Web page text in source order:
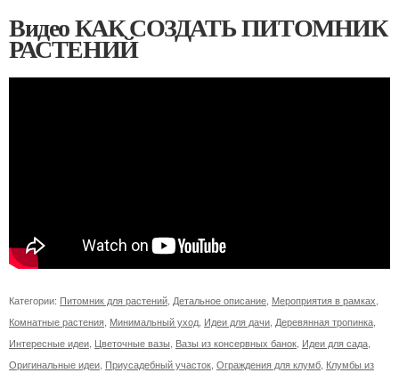
Видео КАК СОЗДАТЬ ПИТОМНИК
РАСТЕНИЙ
Категории: Питомник для растений Детальное описание Мероприятия в рамках
Комнатные растения Минимальный уход Идеи для дачи Деревянная тропинка
Интересные идеи Цветочные вазы Вазы из консервных банок Идеи для сада
Оригинальные идеи Приусадебный участок Ограждения для клумб Клумбы из